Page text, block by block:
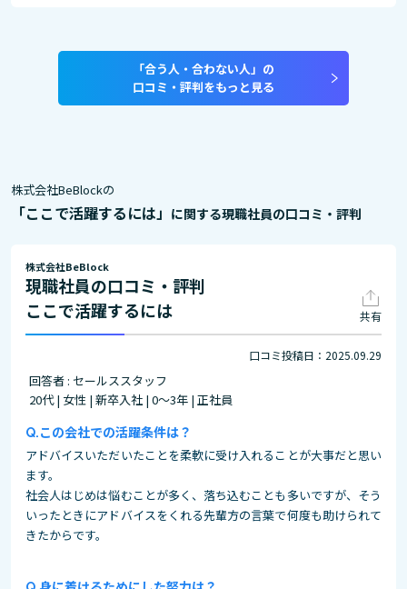
「合う人・合わない人」の
口コミ・評判をもっと見る
株式会社BeBlockの
「ここで活躍するには」 に関する現職社員の口コミ・評判
株式会社BeBlock
現職社員の口コミ・評判
ここで活躍するには
共有
口コミ投稿日：2025.09.29
回答者 : セールススタッフ
20代 | 女性 | 新卒入社 | 0～3年 | 正社員
この会社での活躍条件は？
アドバイスいただいたことを柔軟に受け入れることが大事だと思い
ます。
社会人はじめは悩むことが多く、落ち込むことも多いですが、そう
いったときにアドバイスをくれる先輩方の言葉で何度も助けられて
きたからです。